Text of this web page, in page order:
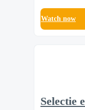
Watch now
Selectie